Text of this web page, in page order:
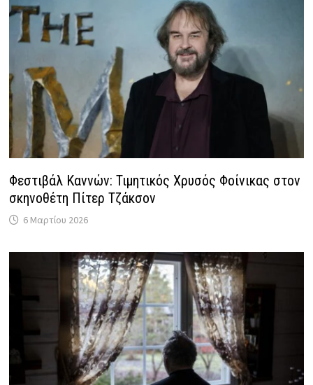
Φεστιβάλ Καννών: Τιμητικός Χρυσός Φοίνικας στον
σκηνοθέτη Πίτερ Τζάκσον
6 Μαρτίου 2026